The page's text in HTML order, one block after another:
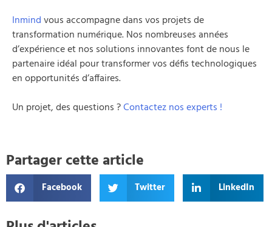
Inmindvous accompagne dans vos projets de
transformation numérique. Nos nombreuses années
d’expérience et nos solutions innovantes font de nous le
partenaire idéal pour transformer vos défis technologiques
en opportunités d’affaires.
Un projet, des questions ?Contactez nos experts !
Partager cette article
Facebook Twitter LinkedIn